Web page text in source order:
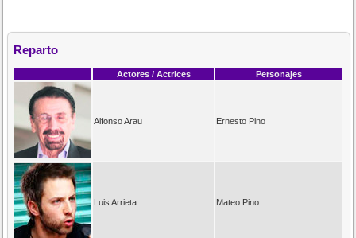
Reparto
Actores / Actrices Personajes
Alfonso Arau Ernesto Pino
Luis Arrieta Mateo Pino